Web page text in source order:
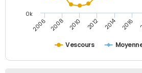
Vescours
2006 2008 2010 2012 2014 2016
0k